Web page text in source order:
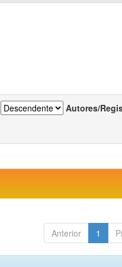
Autores/
Anterior 1